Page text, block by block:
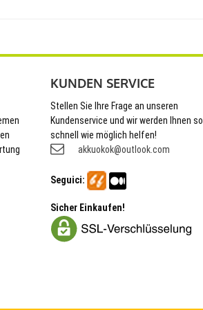
KUNDEN SERVICE
Stellen Sie Ihre Frage an unseren
Kundenservice und wir werden Ihnen so
schnell wie möglich helfen!
akkuokok@outlook.com
Seguici:
Sicher Einkaufen!